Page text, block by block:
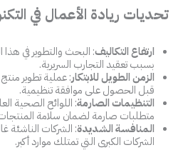
تحديات ريادة الأعمال في
ارتفاع التكاليف: البحث والتطوير في
بسبب تعقيد التجارب السريرية.
الزمن الطويل للابتكار: عملية تطوير
قبل الحصول على موافقة تنظيمية.
التنظيمات الصارمة
متطلبات صارمة لضمان سلامة
المنافسة الشديدة: الشركات الناشئة
الشركات الكبرى التي تمتلك موارد أكبر.